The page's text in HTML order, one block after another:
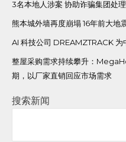
3名本地人涉案 协助诈骗集团处
熊本城外墙再度崩塌 16年前大地
AI 科技公司 DREAMZTRACK
整屋采购需求持续攀升：
期，以厂家直销回应市场需求
搜索新闻